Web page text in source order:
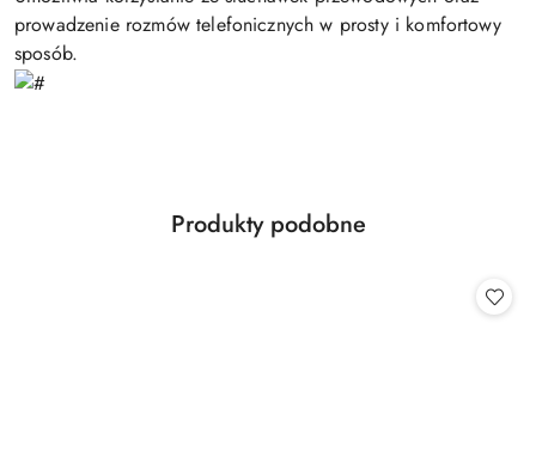
prowadzenie rozmów telefonicznych w prosty i komfortowy
sposób.
Pomiń karuzelę produktów
Produkty
Produkty podobne